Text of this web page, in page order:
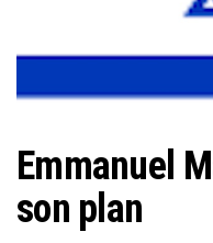
Emmanuel
son plan